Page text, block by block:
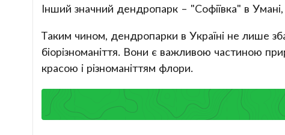
Інший значний дендропарк – "Софіївка" в
Таким чином, дендропарки в Україні не лише
біорізноманіття. Вони є важливою частиною
красою і різноманіттям флори.